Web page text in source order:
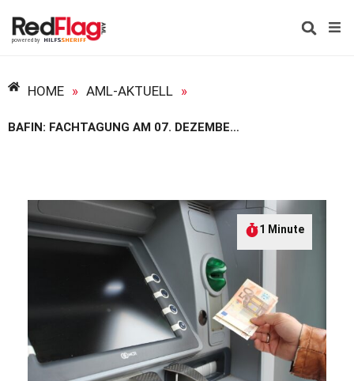
HOME » AML-AKTUELL »
BAFIN: FACHTAGUNG AM 07. DEZEMBER 2023
1 Minute